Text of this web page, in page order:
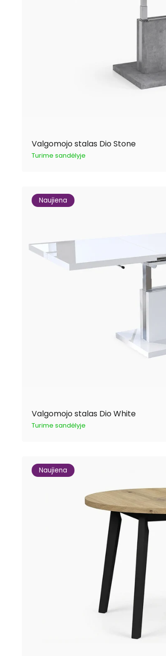
Valgomojo stalas Dio Stone
Turime sandėlyje
Naujiena
Valgomojo stalas Dio White
Turime sandėlyje
Naujiena